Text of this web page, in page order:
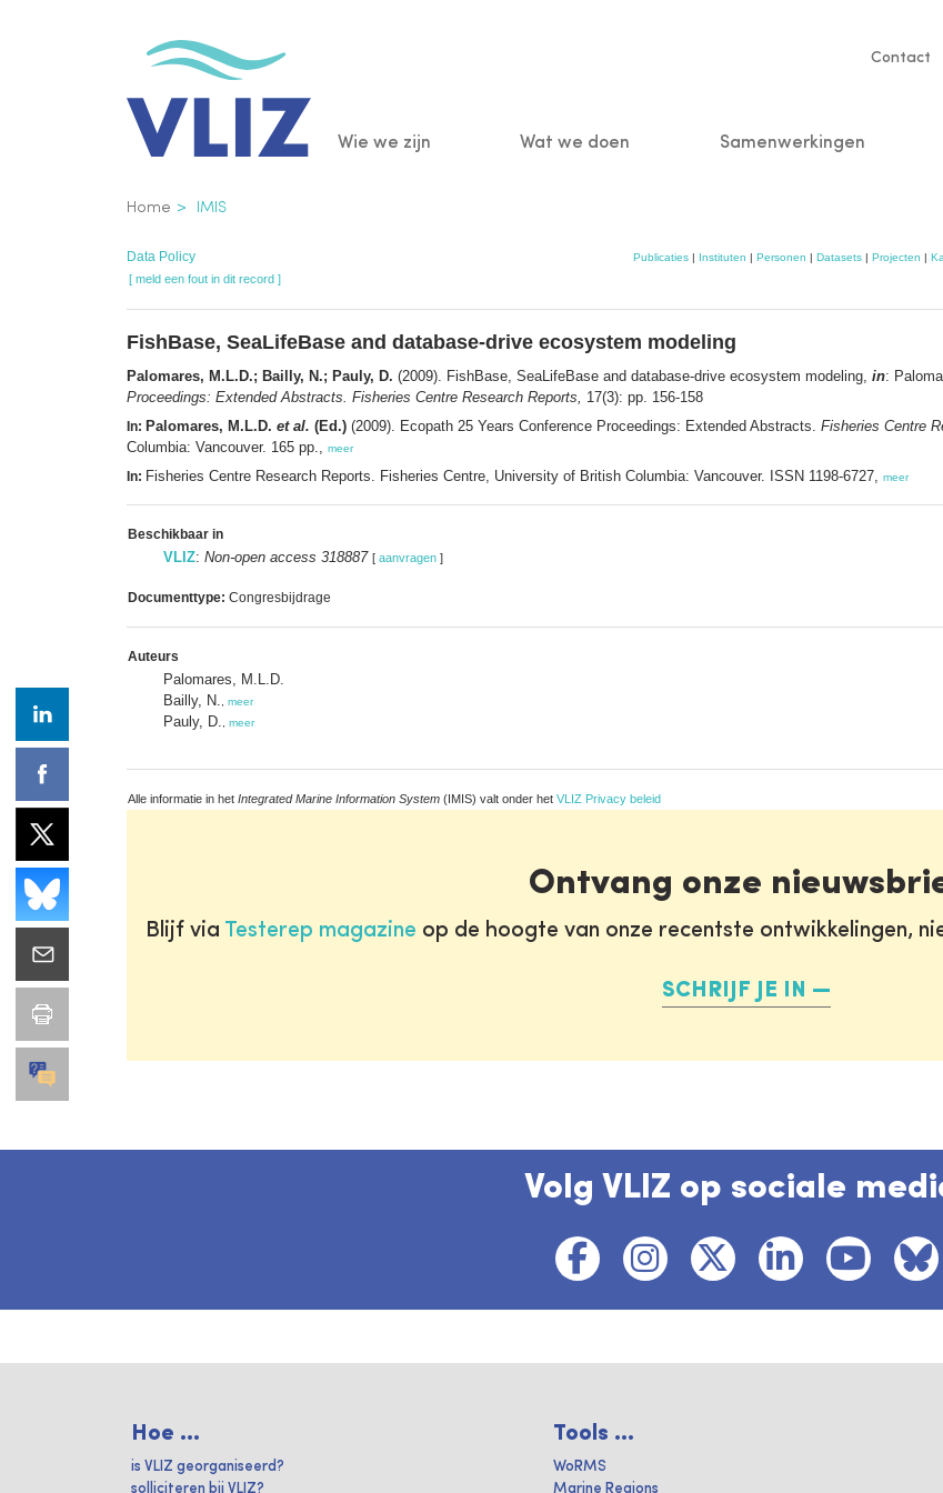
Service
Contact
Main
Wie we zijn Wat we doen Samenwerkingen
Kruimelpad
Home IMIS
Data Policy Publicaties| Instituten | Personen | Datasets| Projecten |
[ meld een fout in dit record ]
FishBase, SeaLifeBase and database-drive ecosystem modeling
Palomares, M.L.D.; Bailly, N.; Pauly, D. (2009). FishBase, SeaLifeBase and database-drive ecosystem modeling, in:
Proceedings: Extended Abstracts. Fisheries Centre Research Reports,
17(3): pp. 156-158
In: Palomares, M.L.D. et al. (Ed.) (2009). Ecopath 25 Years Conference Proceedings: Extended Abstracts. Fisheries Centre
Columbia: Vancouver. 165 pp.,
meer
In: Fisheries Centre Research Reports. Fisheries Centre, University of British Columbia: Vancouver. ISSN 1198-6727, meer
Beschikbaar in
VLIZ: Non-open access 318887 [ aanvragen ]
Documenttype: Congresbijdrage
Auteurs
Palomares, M.L.D.
Bailly, N.
meer
Pauly, D. meer
Alle informatie in het Integrated Marine Information System (IMIS) valt onder het VLIZ Privacy beleid
Ontvang onze
Blijf via Testerep magazine op de hoogte van onze recentste ontwikkelingen,
SCHRIJF JE IN
Volg VLIZ op sociale
Hoe ...
is VLIZ georganiseerd?
solliciteren bij VLIZ?
Tools ...
WoRMS
Marine Regions